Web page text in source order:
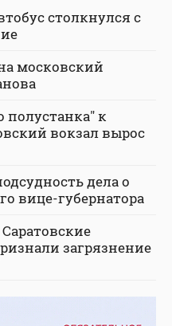
столкнулся с
московский
полустанка" к
вокзал вырос
дела о
вице-губернатора
загрязнение